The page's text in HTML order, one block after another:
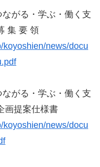
がる・学ぶ・働く支
集 要 領
koyoshien/news/docu
がる・学ぶ・働く支
画提案仕様書
koyoshien/news/docu